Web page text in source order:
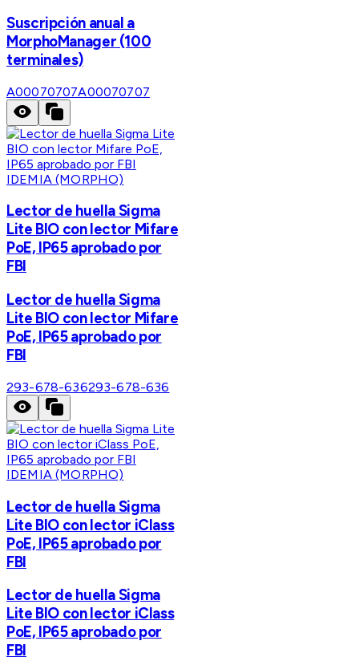
Suscripción anual a
MorphoManager (100
terminales)
A00070707A00070707
IDEMIA (MORPHO)
Lector de huella Sigma
Lite BIO con lector Mifare
PoE, IP65 aprobado por
FBI
Lector de huella Sigma
Lite BIO con lector Mifare
PoE, IP65 aprobado por
FBI
293-678-636293-678-636
IDEMIA (MORPHO)
Lector de huella Sigma
Lite BIO con lector iClass
PoE, IP65 aprobado por
FBI
Lector de huella Sigma
Lite BIO con lector iClass
PoE, IP65 aprobado por
FBI